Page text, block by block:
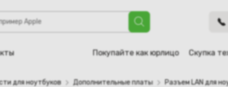
Покупайте как юрлицо Скупка
5220 (50.4T319.001)
для ноутбуков Дополнительные платы Разъем LAN для